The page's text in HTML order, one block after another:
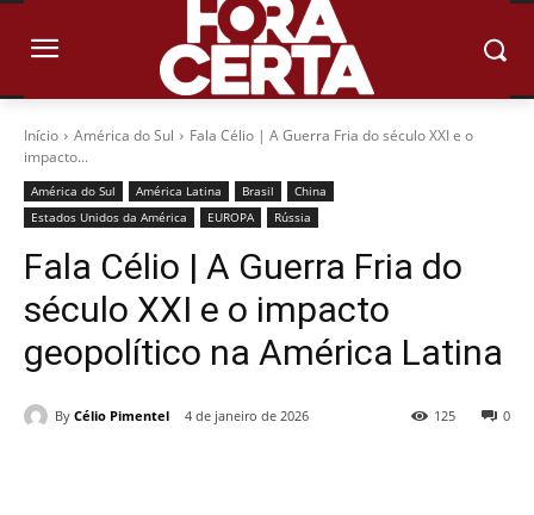
Início América do Sul
Fala Célio | A Guerra Fria do século XXI e o
impacto...
América do Sul América Latina Brasil
China
Estados Unidos da América
EUROPA Rússia
Fala Célio | A Guerra Fria do
século XXI e o impacto
geopolítico na América Latina
By Célio Pimentel 4 de janeiro de 2026 0
125